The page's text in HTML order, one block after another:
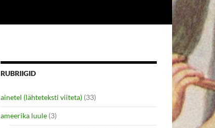
RUBRIIGID
ainetel (lähteteksti viiteta) (33)
ameerika luule (3)